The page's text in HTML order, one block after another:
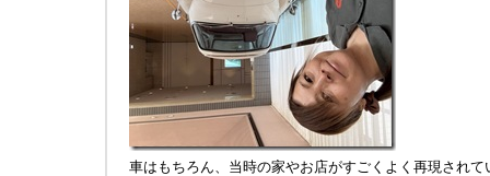
車はもちろん、当時の家やお店がすごくよく再現されて